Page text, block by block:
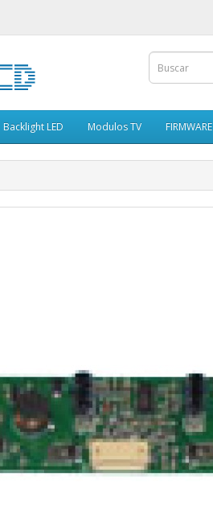
Backlight LED Modulos TV